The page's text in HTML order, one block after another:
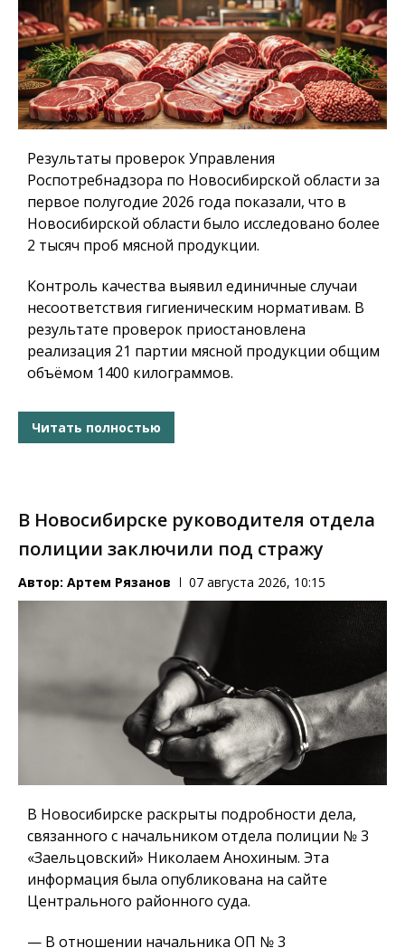
Результаты проверок Управления
Роспотребнадзора по Новосибирской области за
первое полугодие 2026 года показали, что в
Новосибирской области было исследовано более
2 тысяч проб мясной продукции.
Контроль качества выявил единичные случаи
несоответствия гигиеническим нормативам. В
результате проверок приостановлена
реализация 21 партии мясной продукции общим
объёмом 1400 килограммов.
Читать полностью
В Новосибирске руководителя отдела
полиции заключили под стражу
Автор: Артем Рязанов 07 августа 2026, 10:15
В Новосибирске раскрыты подробности дела,
связанного с начальником отдела полиции № 3
«Заельцовский» Николаем Анохиным. Эта
информация была опубликована на сайте
Центрального районного суда.
— В отношении начальника ОП № 3